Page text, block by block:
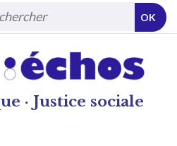
· Justice sociale
OK